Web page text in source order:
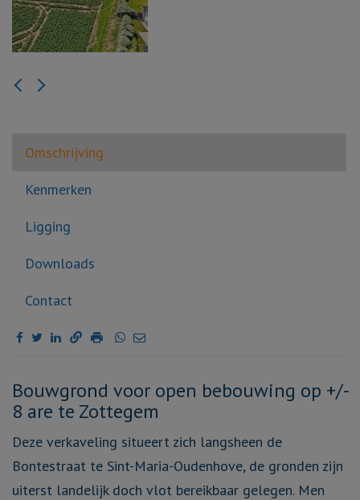
Omschrijving
Kenmerken
Ligging
Downloads
Contact
Omschrijving
Bouwgrond voor open bebouwing op +/-
8 are te Zottegem
Deze verkaveling situeert zich langsheen de
Bontestraat te Sint-Maria-Oudenhove, de gronden zijn
uiterst landelijk doch vlot bereikbaar gelegen. Men